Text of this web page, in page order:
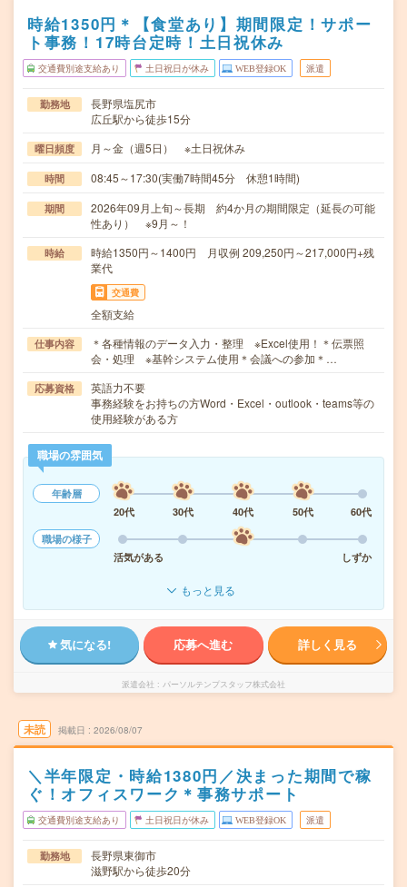
時給1350円＊【食堂あり】期間限定！サポー
ト事務！17時台定時！土日祝休み
交通費別途支給あり 土日祝日が休み WEB登録OK 派遣
勤務地
長野県塩尻市
広丘駅から徒歩15分
曜日頻度 月～金（週5日） ※土日祝休み
時間 08:45～17:30(実働7時間45分 休憩1時間)
期間
2026年09月上旬～長期 約4か月の期間限定（延長の可能
性あり） ※9月～！
時給
時給1350円～1400円 月収例 209,250円～217,000円+残
業代
交通費
全額支給
仕事内容
＊各種情報のデータ入力・整理 ※Excel使用！＊伝票照
会・処理 ※基幹システム使用＊会議への参加＊…
応募資格
英語力不要
事務経験をお持ちの方Word・Excel・outlook・teams等の
使用経験がある方
職場の雰囲気
年齢層
20代
30代 40代 50代
60代
職場の様子
活気がある
しずか
もっと見る
気になる! 応募へ進む 詳しく見る
派遣会社 パーソルテンプスタッフ株式会社
未読 掲載日 2026/08/07
＼半年限定・時給1380円／決まった期間で稼
ぐ！オフィスワーク＊事務サポート
交通費別途支給あり 土日祝日が休み WEB登録OK 派遣
勤務地
長野県東御市
滋野駅から徒歩20分